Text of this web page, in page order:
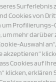
Cookies von
um Profilierungs-
mehr darüber
Auswahl
akzeptieren“
Cookies auf
klicken,